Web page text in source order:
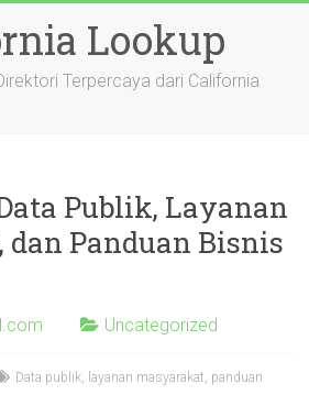
Lookup
Terpercaya dari California
Publik, Layanan
Panduan Bisnis
Uncategorized
Data publik, layanan masyarakat, panduan